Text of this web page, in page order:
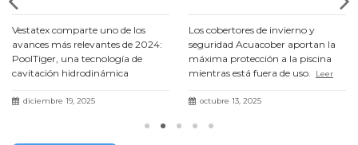
Vestatex comparte uno de los
avances más relevantes de 2024:
PoolTiger, una tecnología de
cavitación hidrodinámica
Turisme con resultados un 71 %
diciembre 19, 2025
Los cobertores de invierno y
seguridad Acuacober aportan la
máxima protección a la piscina
mientras está fuera de uso.
Leer
octubre 13, 2025